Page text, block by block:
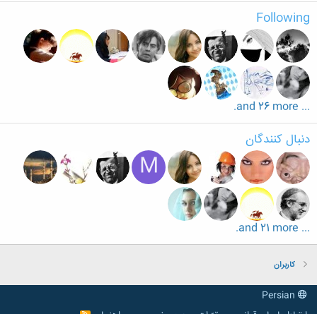
Following
... and 26 more.
دنبال کنندگان
M
... and 21 more.
کاربران